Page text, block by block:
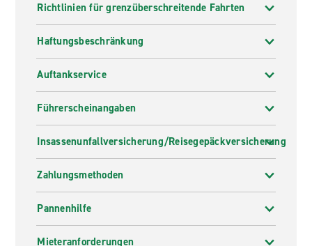
Richtlinien für grenzüberschreitende Fahrten
Haftungsbeschränkung
Auftankservice
Führerscheinangaben
Insassenunfallversicherung/Reisegepäckversicherung
Zahlungsmethoden
Pannenhilfe
Mieteranforderungen